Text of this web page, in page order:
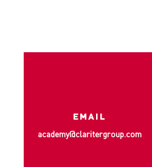
EMAIL
academy@claritergroup.com